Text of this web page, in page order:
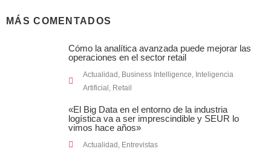
MÁS COMENTADOS
Cómo la analítica avanzada puede mejorar las
operaciones en el sector retail
Actualidad Business Intelligence Inteligencia
Artificial Retail
«El Big Data en el entorno de la industria
logística va a ser imprescindible y SEUR lo
vimos hace años»
Actualidad Entrevistas